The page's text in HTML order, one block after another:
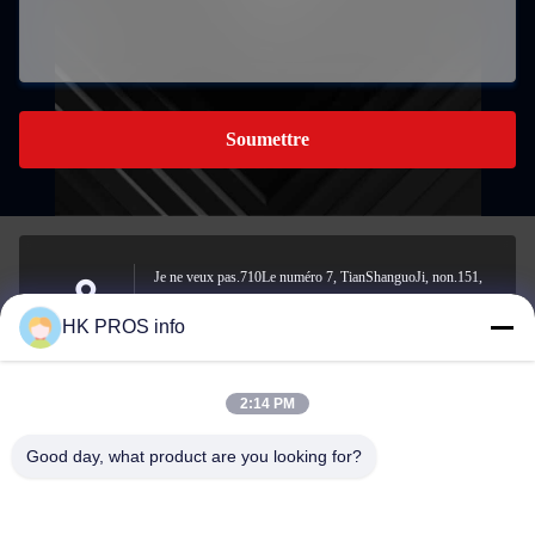
Soumettre
Adresse
Je ne veux pas.710Le numéro 7, TianShanguoJi, non.151,
province de Sanhe
E-mail
info@chppros.com
HK PROS info
2:14 PM
Good day, what product are you looking for?